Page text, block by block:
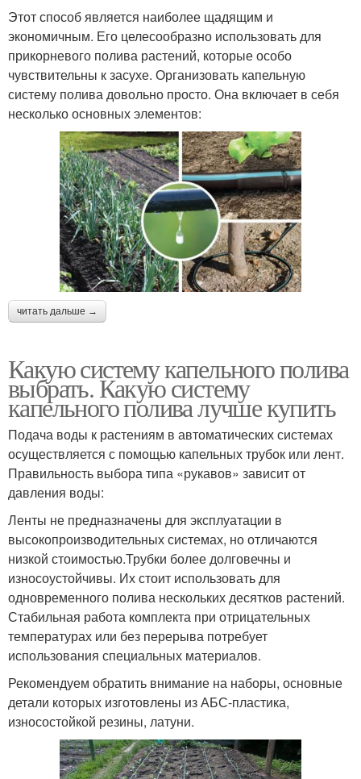
Этот способ является наиболее щадящим и
экономичным. Его целесообразно использовать для
прикорневого полива растений, которые особо
чувствительны к засухе. Организовать капельную
систему полива довольно просто. Она включает в себя
несколько основных элементов:
читать дальше →
Какую систему капельного полива
выбрать. Какую систему
капельного полива лучше купить
Подача воды к растениям в автоматических системах
осуществляется с помощью капельных трубок или лент.
Правильность выбора типа «рукавов» зависит от
давления воды:
Ленты не предназначены для эксплуатации в
высокопроизводительных системах, но отличаются
низкой стоимостью.Трубки более долговечны и
износоустойчивы. Их стоит использовать для
одновременного полива нескольких десятков растений.
Стабильная работа комплекта при отрицательных
температурах или без перерыва потребует
использования специальных материалов.
Рекомендуем обратить внимание на наборы, основные
детали которых изготовлены из АБС-пластика,
износостойкой резины, латуни.